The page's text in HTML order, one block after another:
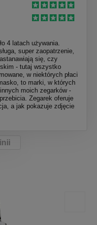
4 latach używania.
super zaopatrzenie,
się, czy
- tutaj wszystko
w niektórych płaci
to marki, w których
moich zegarków -
Zegarek oferuje
a jak pokazuje zdjęcie